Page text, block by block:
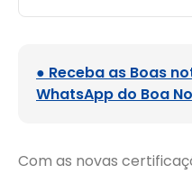
● Receba as Boas
WhatsApp do Boa
Com as novas